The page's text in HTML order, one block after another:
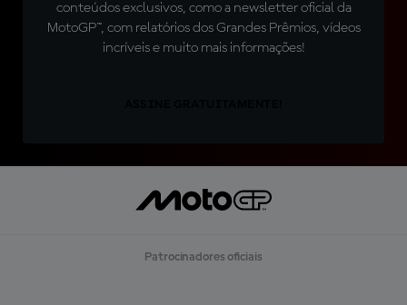
conteúdos exclusivos, como a newsletter oficial da
MotoGP™, com relatórios dos Grandes Prêmios, vídeos
incríveis e muito mais informações!
Patrocinadores oficiais